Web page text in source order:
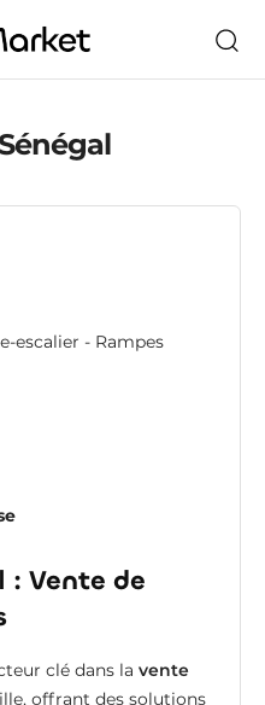
escalier - Rampes
: Vente de
clé dans la vente
offrant des solutions